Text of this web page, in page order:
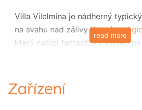
Villa Vilelmina je nádherný
na svahu nad zálivy Kerasia a
který nabízí fantastický výhled
Tato skvěle umístěná vila nabízí
bazén s úžasným okolím a
read more
Zařízení